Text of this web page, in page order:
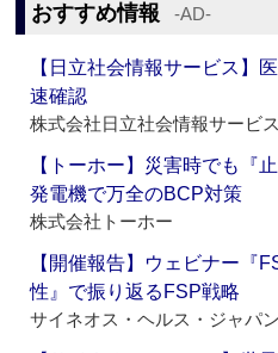
おすすめ情報 ‐AD‐
【日立社会情報サービス】
速確認
株式会社日立社会情報サービス
【トーホー】災害時でも『
発電機で万全のBCP対策
株式会社トーホー
【開催報告】ウェビナー『
性』で振り返るFSP戦略
サイネオス・ヘルス・ジャパ